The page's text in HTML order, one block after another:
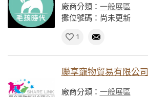
廠商分類： 一般展區
攤位號碼：尚未更新
1
聯享寵物貿易有限公司
廠商分類： 一般展區